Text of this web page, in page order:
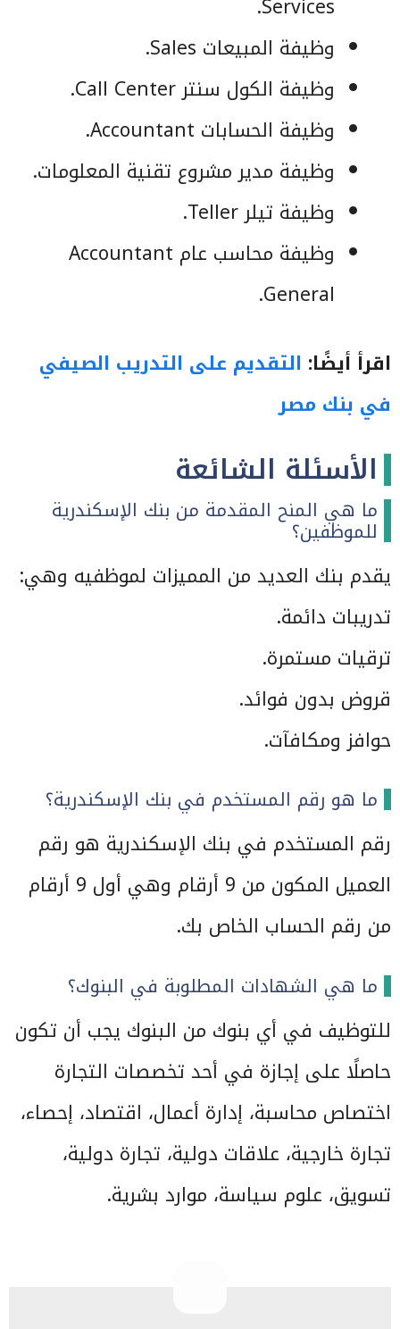
وظيفة المبيعات Sales.
وظيفة الكول سنتر Call Center.
وظيفة الحسابات Accountant.
وظيفة مدير مشروع تقنية المعلومات.
وظيفة تيلر Teller.
وظيفة محاسب عام Accountant
General.
اقرأ أيضًا: التقديم على التدريب الصيفي
في بنك مصر
الأسئلة الشائعة
ما هي المنح المقدمة من بنك الإسكندرية
للموظفين؟
يقدم بنك العديد من المميزات لموظفيه وهي:
تدريبات دائمة.
ترقيات مستمرة.
قروض بدون فوائد.
حوافز ومكافآت.
ما هو رقم المستخدم في بنك الإسكندرية؟
رقم المستخدم في بنك الإسكندرية هو رقم
العميل المكون من 9 أرقام وهي أول 9 أرقام
من رقم الحساب الخاص بك.
ما هي الشهادات المطلوبة في البنوك؟
للتوظيف في أي بنوك من البنوك يجب أن تكون
حاصلًا على إجازة في أحد تخصصات التجارة
اختصاص محاسبة، إدارة أعمال، اقتصاد، إحصاء،
تجارة خارجية، علاقات دولية، تجارة دولية،
تسويق، علوم سياسة، موارد بشرية.